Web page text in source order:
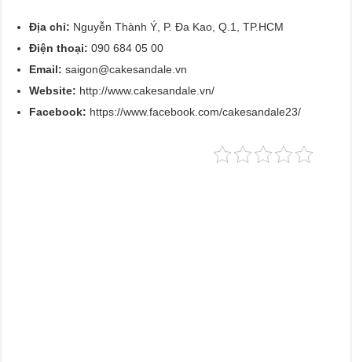
Địa chỉ: Nguyễn Thành Ý, P. Đa Kao, Q.1, TP.HCM
Điện thoại: 090 684 05 00
Email:saigon@cakesandale.vn
Website: http://www.cakesandale.vn/
Facebook: https://www.facebook.com/cakesandale23/